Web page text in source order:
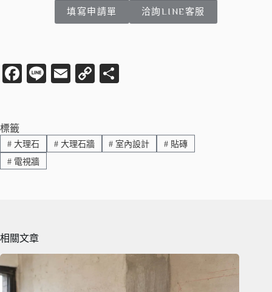
填寫申請單 洽詢LINE客服
Fa
ok
Li
E
C
Li
nk
標籤
#大理石 #大理石牆 # 室內設計 # 貼磚
#電視牆
相關文章